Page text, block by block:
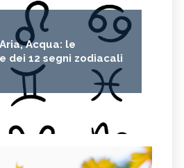
Acqua: le
dei 12 segni zodiacali